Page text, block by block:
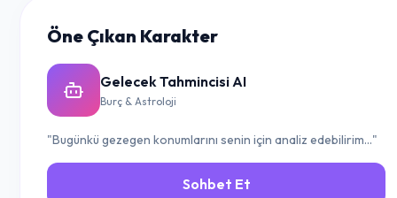
Öne Çıkan Karakter
Gelecek Tahmincisi AI
Burç & Astroloji
"Bugünkü gezegen konumlarını senin için analiz edebilirim..."
Sohbet Et